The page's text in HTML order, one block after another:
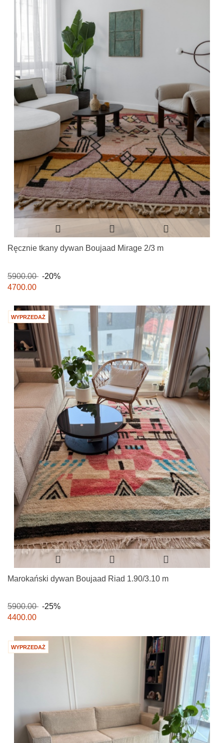
Ręcznie tkany dywan Boujaad Mirage 2/3 m
5900.00
-20%
4700.00
WYPRZEDAŻ
Marokański dywan Boujaad Riad 1.90/3.10 m
5900.00
-25%
4400.00
WYPRZEDAŻ